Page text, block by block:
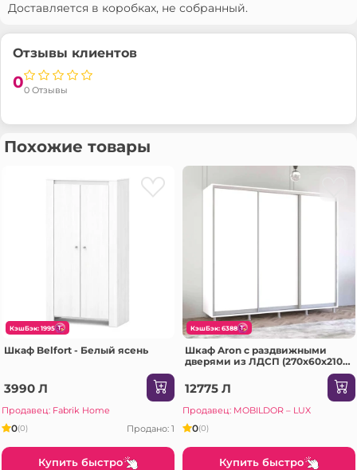
Доставляется в коробках, не собранный.
Отзывы клиентов
00 Отзывы
Похожие товары
КэшБэк: 1995
Шкаф Belfort - Белый ясень
3990 Л
Продавец: Fabrik Home
0(0) Продано: 1
Купить быстро
КэшБэк: 6388
Шкаф Aron с раздвижными
дверями из ЛДСП (270x60x210H
12775 Л
Продавец: MOBILDOR – LUX
0(0)
Купить быстро